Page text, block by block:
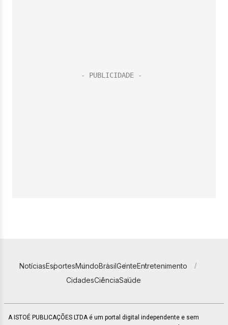
NotíciasEsportesMundoBrasilGenteEntretenimento
CidadesCiênciaSaúde
A ISTOÉ PUBLICAÇÕES LTDA é um portal digital independente e sem